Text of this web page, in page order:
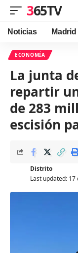
365TV
Noticias Madrid
ECONOMÍA
La junta
repartir
de 283
escisión
Last updated: 17
Distrito